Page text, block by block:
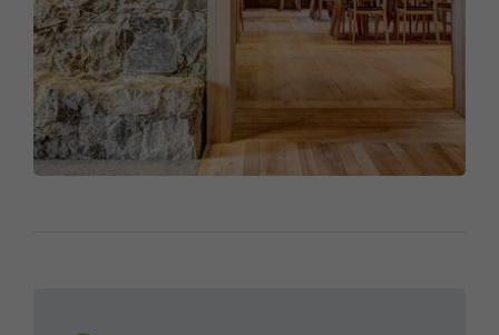
Kontaktiert uns am besten gleich.
Möglichkeit der Anmeldung: Vor Ort: direkt im
Restaurant oder an unserer Pforte. Per Telefon: 05550
2121 täglich 08:00 – 17:30 Uhr nach 17:30 Uhr 05550
2121-395. Per E-Mail (Erreichbar von 8:00 - 17:00 Uhr
spätere Mails werden am Folgetag beantwortet).